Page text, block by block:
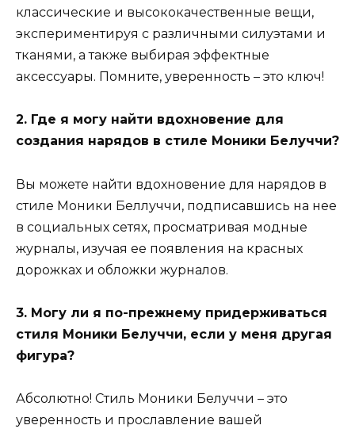
классические и высококачественные вещи,
экспериментируя с различными силуэтами и
тканями, а также выбирая эффектные
аксессуары. Помните, уверенность – это ключ!
2. Где я могу найти вдохновение для
создания нарядов в стиле Моники Белуччи?
Вы можете найти вдохновение для нарядов в
стиле Моники Беллуччи, подписавшись на нее
в социальных сетях, просматривая модные
журналы, изучая ее появления на красных
дорожках и обложки журналов.
3. Могу ли я по-прежнему придерживаться
стиля Моники Белуччи, если у меня другая
фигура?
Абсолютно! Стиль Моники Белуччи – это
уверенность и прославление вашей